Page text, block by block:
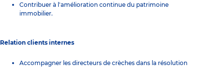
Contribuer à l'amélioration continue du patrimoine
immobilier.
Relation clients internes
Accompagner les directeurs de crèches dans la résolution